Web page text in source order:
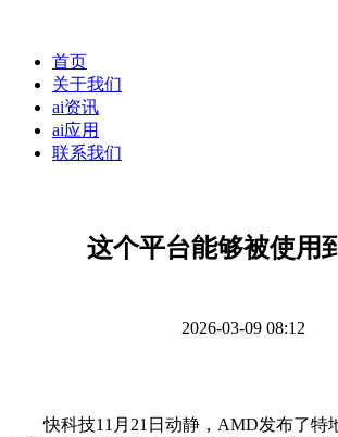
首页
关于我们
ai资讯
ai应用
联系我们
这个平台能够被使用
2026-03-09 08:12
快科技11月21日动静，AMD发布了特